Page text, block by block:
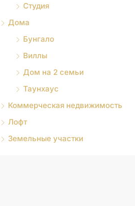
Студия
Дома
Бунгало
Виллы
Дом на 2 семьи
Таунхаус
Коммерческая недвижимость
Лофт
Земельные участки